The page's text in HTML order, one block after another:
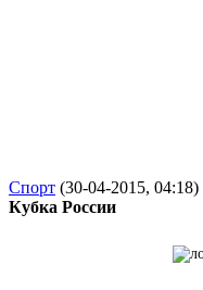
Спорт (30-04-2015, 04:18)
Кубка России